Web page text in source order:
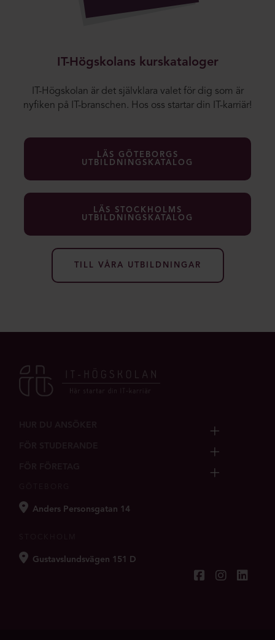
IT-Högskolans kurskataloger
IT-Högskolan är det självklara valet för dig som är
nyfiken på IT-branschen. Hos oss startar din IT-karriär!
LÄS GÖTEBORGS
UTBILDNINGSKATALOG
LÄS STOCKHOLMS
UTBILDNINGSKATALOG
TILL VÅRA UTBILDNINGAR
Anders Personsgatan 14
Gustavslundsvägen 151 D